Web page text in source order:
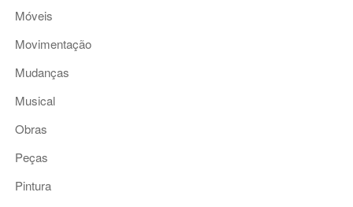
Móveis
Movimentação
Mudanças
Musical
Obras
Peças
Pintura